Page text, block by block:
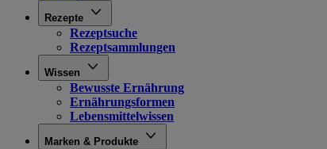
Rezepte
Rezeptsuche
Rezeptsammlungen
Wissen
Bewusste Ernährung
Ernährungsformen
Lebensmittelwissen
Marken & Produkte